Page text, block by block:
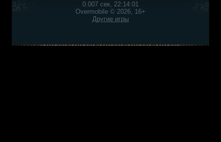
0.007 сек, 22:14:01
Overmobile © 2026, 16+
Другие игры